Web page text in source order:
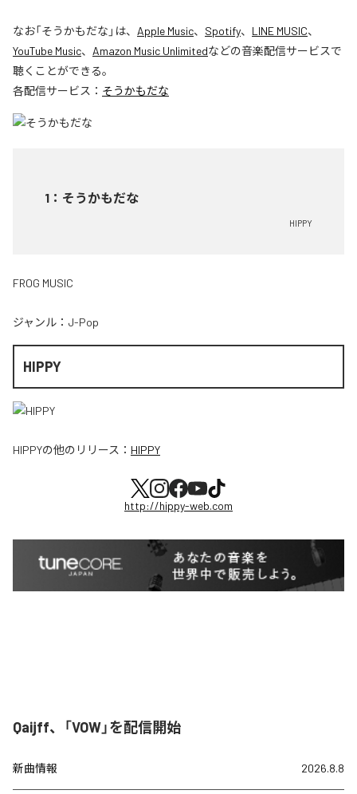
なお「そうかもだな 」は、 Apple Music、 Spotify、 LINE MUSIC、
YouTube Music、 Amazon Music Unlimitedなどの音楽配信サービスで
聴くことができる。
各配信サービス： そうかもだな
1 ： そうかもだな
HIPPY
FROG MUSIC
ジャンル： J-Pop
HIPPY
HIPPYの他のリリース： HIPPY
http://hippy-web.com
Qaijff、「VOW」を配信開始
新曲情報 2026.8.8